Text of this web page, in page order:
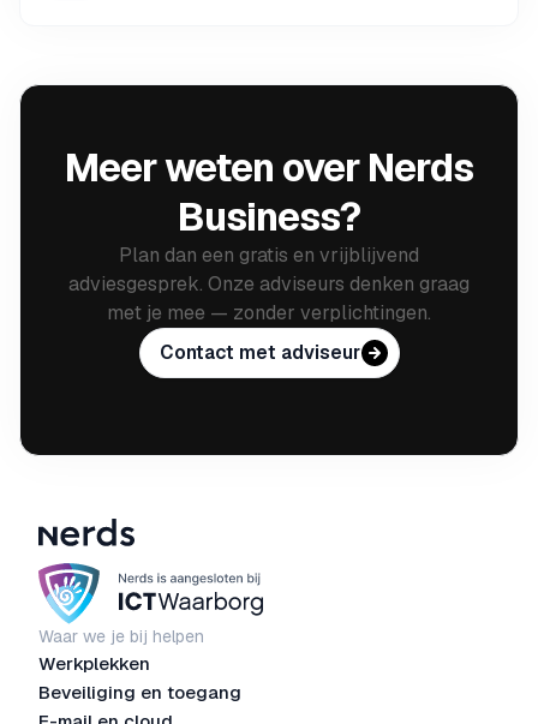
Meer weten over Nerds
Business?
Plan dan een gratis en vrijblijvend
adviesgesprek. Onze adviseurs denken graag
met je mee — zonder verplichtingen.
Contact met adviseur
Waar we je bij helpen
Werkplekken
Beveiliging en toegang